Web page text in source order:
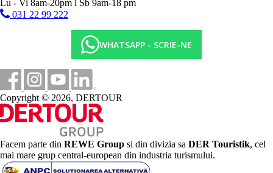
Lu - Vi 8am-20pm l Sb 9am-18 pm
031 22 99 222
WHATSAPP - SCRIE-NE
Copyright © 2026, DERTOUR
Facem parte din REWE Group si din divizia sa DER Touristik, cel
mai mare grup central-european din industria turismului.